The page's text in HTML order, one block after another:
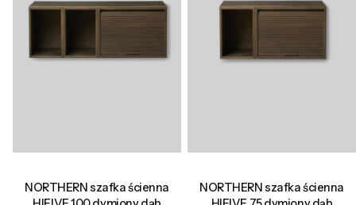
NORTHERN szafka ścienna
NORTHERN szafka ścienna